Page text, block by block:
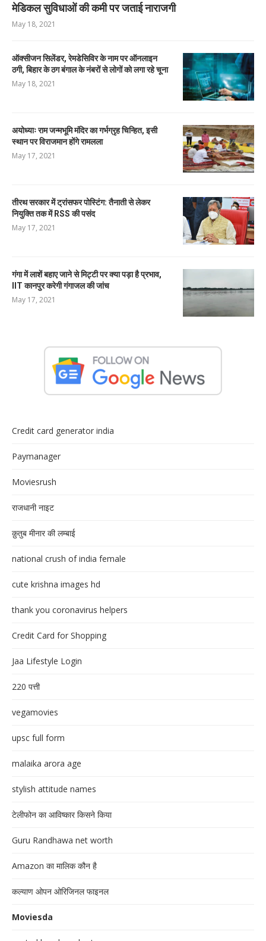
मेडिकल सुविधाओं की कमी पर जताई नाराजगी
May 18, 2021
ऑक्सीजन सिलेंडर, रेमडेसिविर के नाम पर ऑनलाइन
ठगी, बिहार के ठग बंगाल के नंबरों से लोगों को लगा रहे चूना
May 18, 2021
अयोध्याः राम जन्मभूमि मंदिर का गर्भग्रृह चिन्हित, इसी
स्थान पर विराजमान होंगे रामलला
May 17, 2021
तीरथ सरकार में ट्रांसफर पोस्टिंग: तैनाती से लेकर
नियुक्ति तक में RSS की पसंद
May 17, 2021
गंगा में लाशें बहाए जाने से मिट्टी पर क्या पड़ा है प्रभाव,
IIT कानपुर करेगी गंगाजल की जांच
May 17, 2021
Credit card generator india
Paymanager
Moviesrush
राजधानी नाइट
क़ुतुब मीनार की लम्बाई
national crush of india female
cute krishna images hd
thank you coronavirus helpers
Credit Card for Shopping
Jaa Lifestyle Login
220 पत्ती
vegamovies
upsc full form
malaika arora age
stylish attitude names
टेलीफोन का आविष्कार किसने किया
Guru Randhawa net worth
Amazon का मालिक कौन है
कल्याण ओपन ओरिजिनल फाइनल
Moviesda